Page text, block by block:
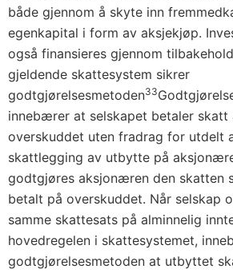
både gjennom å skyte inn
egenkapital i form av aksjekjøp.
også finansieres gjennom
gjeldende skattesystem sikrer
godtgjørelsesmetoden33
innebærer at selskapet betaler skatt
overskuddet uten fradrag for utdelt
skattlegging av utbytte på
godtgjøres aksjonæren den skatten
betalt på overskuddet. Når selskap
samme skattesats på alminnelig
hovedregelen i skattesystemet,
godtgjørelsesmetoden at utbyttet